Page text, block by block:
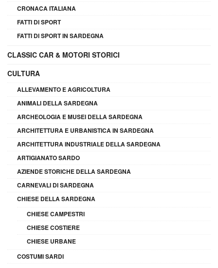
CRONACA ITALIANA
FATTI DI SPORT
FATTI DI SPORT IN SARDEGNA
CLASSIC CAR & MOTORI STORICI
CULTURA
ALLEVAMENTO E AGRICOLTURA
ANIMALI DELLA SARDEGNA
ARCHEOLOGIA E MUSEI DELLA SARDEGNA
ARCHITETTURA E URBANISTICA IN SARDEGNA
ARCHITETTURA INDUSTRIALE DELLA SARDEGNA
ARTIGIANATO SARDO
AZIENDE STORICHE DELLA SARDEGNA
CARNEVALI DI SARDEGNA
CHIESE DELLA SARDEGNA
CHIESE CAMPESTRI
CHIESE COSTIERE
CHIESE URBANE
COSTUMI SARDI